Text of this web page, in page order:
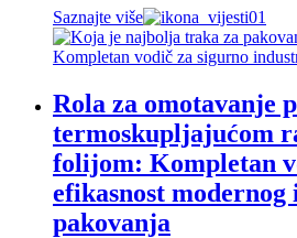
Saznajte više
Rola za omotavanje
termoskupljajućom
folijom: Kompletan
efikasnost
pakovanja